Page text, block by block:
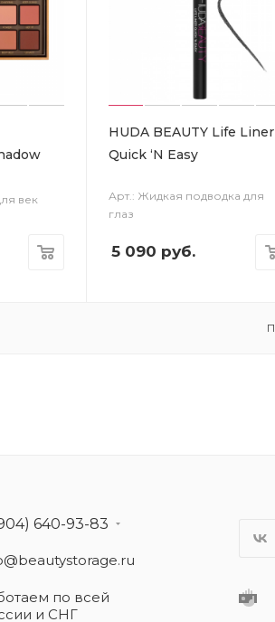
век
HUDA BEAUTY Life Liner
Quick ‘N Easy
Арт.: Жидкая подводка для
глаз
5 090 руб.
640-93-83
по всей
и СНГ